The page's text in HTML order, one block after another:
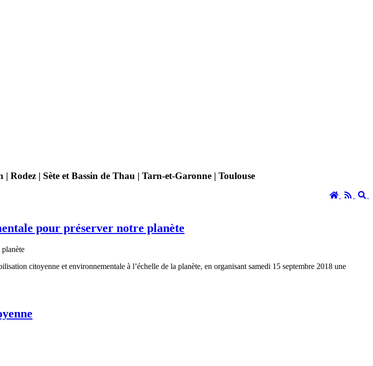
| Sète et Bassin de Thau | Tarn-et-Garonne | Toulouse
Accueil
RSS
pour préserver notre planète
citoyenne et environnementale à l’échelle de la planète, en organisant samedi 15 septembre 2018 une